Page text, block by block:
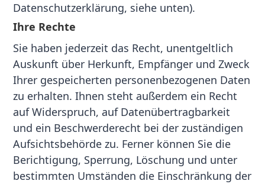
Datenschutzerklärung, siehe unten).
Ihre Rechte
Sie haben jederzeit das Recht, unentgeltlich
Auskunft über Herkunft, Empfänger und Zweck
Ihrer gespeicherten personenbezogenen Daten
zu erhalten. Ihnen steht außerdem ein Recht
auf Widerspruch, auf Datenübertragbarkeit
und ein Beschwerderecht bei der zuständigen
Aufsichtsbehörde zu. Ferner können Sie die
Berichtigung, Sperrung, Löschung und unter
bestimmten Umständen die Einschränkung der